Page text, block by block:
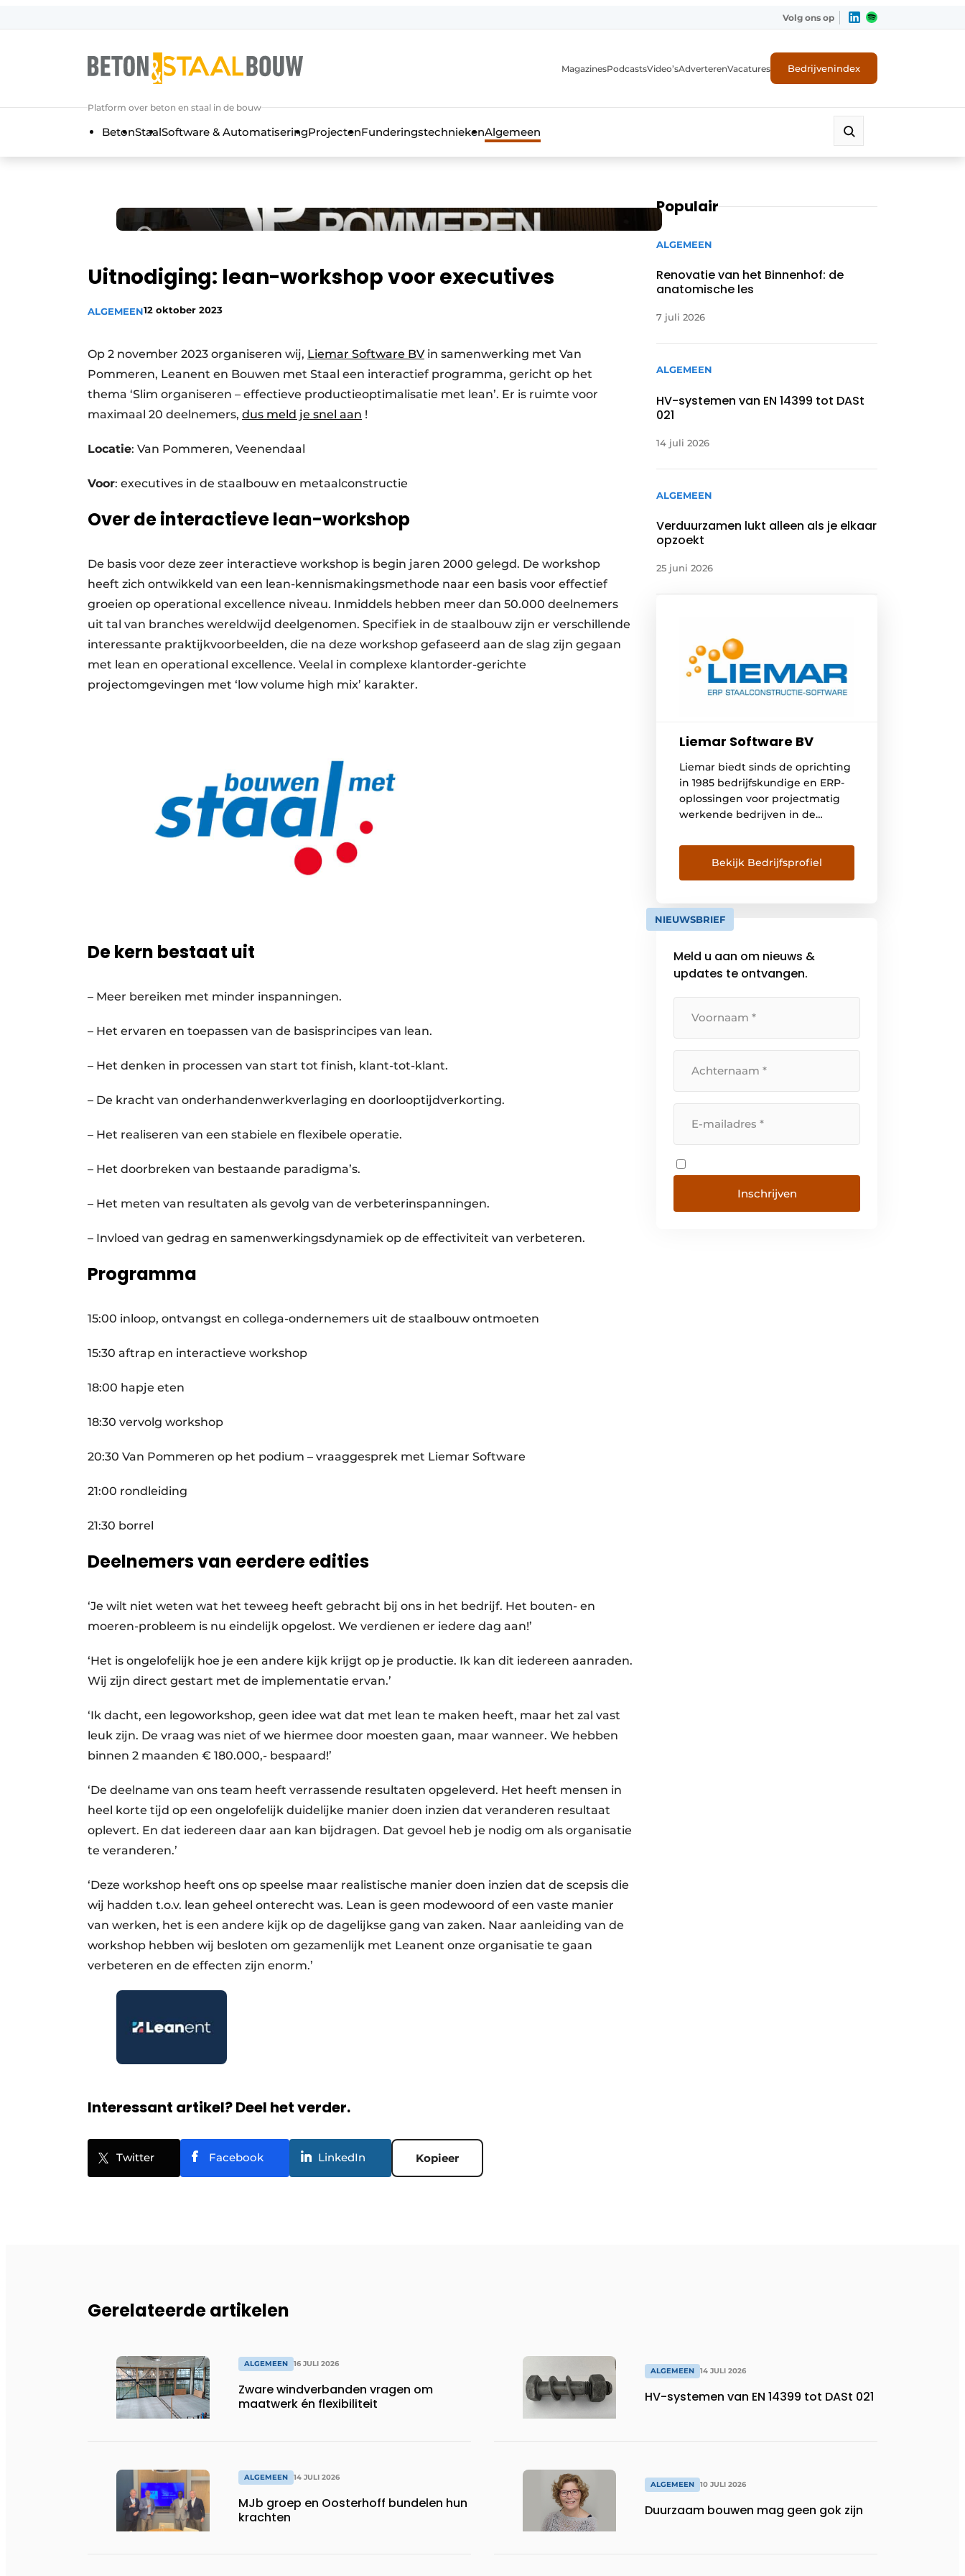
Algemene voorwaarden
Beton & Staalbouw | Ontdek hét vakblad voor de beton- en staalbouwbranche
Evenement aanmelden
Nieuwsbrief
Podcasts
Privacy / Cookie statement
Video’s
Volg ons op
Platform over beton en staal in de bouw
MagazinesPodcastsVideo’sAdverterenVacatures Bedrijvenindex
BetonStaalSoftware & AutomatiseringProjectenFunderingstechniekenAlgemeen
Uitnodiging: lean-workshop voor executives
ALGEMEEN12 oktober 2023
Op 2 november 2023 organiseren wij, Liemar Software BVin samenwerking met Van
Pommeren, Leanent en Bouwen met Staal een interactief programma, gericht op het
thema ‘Slim organiseren – effectieve productieoptimalisatie met lean’. Er is ruimte voor
maximaal 20 deelnemers, dus meld je snel aan !
Locatie: Van Pommeren, Veenendaal
Voor: executives in de staalbouw en metaalconstructie
Over de interactieve lean-workshop
De basis voor deze zeer interactieve workshop is begin jaren 2000 gelegd. De workshop
heeft zich ontwikkeld van een lean-kennismakingsmethode naar een basis voor effectief
groeien op operational excellence niveau. Inmiddels hebben meer dan 50.000 deelnemers
uit tal van branches wereldwijd deelgenomen. Specifiek in de staalbouw zijn er verschillende
interessante praktijkvoorbeelden, die na deze workshop gefaseerd aan de slag zijn gegaan
met lean en operational excellence. Veelal in complexe klantorder-gerichte
projectomgevingen met ‘low volume high mix’ karakter.
De kern bestaat uit
– Meer bereiken met minder inspanningen.
– Het ervaren en toepassen van de basisprincipes van lean.
– Het denken in processen van start tot finish, klant-tot-klant.
– De kracht van onderhandenwerkverlaging en doorlooptijdverkorting.
– Het realiseren van een stabiele en flexibele operatie.
– Het doorbreken van bestaande paradigma’s.
– Het meten van resultaten als gevolg van de verbeterinspanningen.
– Invloed van gedrag en samenwerkingsdynamiek op de effectiviteit van verbeteren.
Programma
15:00 inloop, ontvangst en collega-ondernemers uit de staalbouw ontmoeten
15:30 aftrap en interactieve workshop
18:00 hapje eten
18:30 vervolg workshop
20:30 Van Pommeren op het podium – vraaggesprek met Liemar Software
21:00 rondleiding
21:30 borrel
Deelnemers van eerdere edities
‘Je wilt niet weten wat het teweeg heeft gebracht bij ons in het bedrijf. Het bouten- en
moeren-probleem is nu eindelijk opgelost. We verdienen er iedere dag aan!’
‘Het is ongelofelijk hoe je een andere kijk krijgt op je productie. Ik kan dit iedereen aanraden.
Wij zijn direct gestart met de implementatie ervan.’
‘Ik dacht, een legoworkshop, geen idee wat dat met lean te maken heeft, maar het zal vast
leuk zijn. De vraag was niet of we hiermee door moesten gaan, maar wanneer. We hebben
binnen 2 maanden € 180.000,- bespaard!’
‘De deelname van ons team heeft verrassende resultaten opgeleverd. Het heeft mensen in
heel korte tijd op een ongelofelijk duidelijke manier doen inzien dat veranderen resultaat
oplevert. En dat iedereen daar aan kan bijdragen. Dat gevoel heb je nodig om als organisatie
te veranderen.’
‘Deze workshop heeft ons op speelse maar realistische manier doen inzien dat de scepsis die
wij hadden t.o.v. lean geheel onterecht was. Lean is geen modewoord of een vaste manier
van werken, het is een andere kijk op de dagelijkse gang van zaken. Naar aanleiding van de
workshop hebben wij besloten om gezamenlijk met Leanent onze organisatie te gaan
verbeteren en de effecten zijn enorm.’
Interessant artikel? Deel het verder.
Twitter Facebook LinkedIn Kopieer
Populair
ALGEMEEN
Renovatie van het Binnenhof: de
anatomische les
7 juli 2026
ALGEMEEN
HV-systemen van EN 14399 tot DASt
021
14 juli 2026
ALGEMEEN
Verduurzamen lukt alleen als je elkaar
opzoekt
25 juni 2026
Liemar Software BV
Liemar biedt sinds de oprichting
in 1985 bedrijfskundige en ERP-
oplossingen voor projectmatig
werkende bedrijven in de
Onze missie is om als partner
jouw bedrijf en processen te
optimaliseren en samen meer
meer rust en rendement, zowel
bij de ondernemer als bij
Rendement […]
Bekijk Bedrijfsprofiel
NIEUWSBRIEF
Meld u aan om nieuws &
updates te ontvangen.
Inschrijven
Gerelateerde artikelen
ALGEMEEN 16 JULI 2026
Zware windverbanden vragen om
maatwerk én flexibiliteit
ALGEMEEN 14 JULI 2026
MJb groep en Oosterhoff bundelen hun
krachten
ALGEMEEN 14 JULI 2026
HV-systemen van EN 14399 tot DASt 021
ALGEMEEN 10 JULI 2026
Duurzaam bouwen mag geen gok zijn